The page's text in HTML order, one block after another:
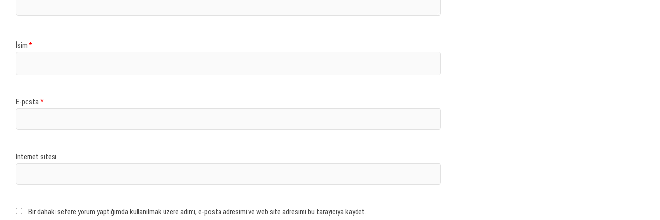
İsim *
E-posta*
İnternet sitesi
Bir dahaki sefere yorum yaptığımda kullanılmak üzere adımı, e-posta adresimi ve web site adresimi bu tarayıcıya kaydet.